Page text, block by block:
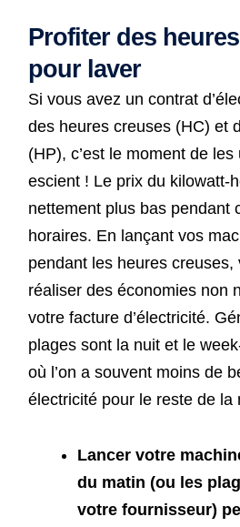
Profiter des
pour laver
Si vous avez un contrat
des heures creuses (HC) et
(HP), c’est le moment de
escient ! Le prix du kilowatt-
nettement plus bas pendant
horaires. En lançant vos
pendant les heures creuses,
réaliser des économies non
votre facture d’électricité.
plages sont la nuit et le
où l’on a souvent moins de
électricité pour le reste de la
Lancer votre
du matin (ou les
votre fournisseur)